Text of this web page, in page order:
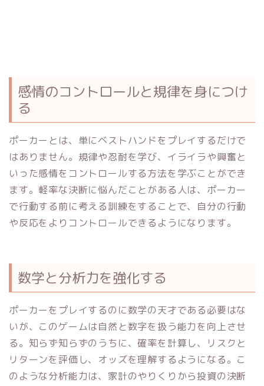
感情のコントロールと規律を身につけ
る
ポーカーとは、単にベストハンドをプレイするだけで
はありません。規律や忍耐を学び、イライラや興奮と
いった感情をコントロールする方法を学ぶことができ
ます。軽率な決断に悩んだことがある人は、ポーカー
で行動する前に考える訓練をすることで、自分の行動
や反応をよりコントロールできるようになります。
数学と分析力を強化する
ポーカーをプレイするのに数学の天才である必要はな
いが、このゲームは自然と数字を扱う能力を向上させ
る。知らず知らずのうちに、確率を計算し、リスクと
リターンを評価し、オッズを理解するようになる。こ
のような分析能力は、家計のやりくりから投資の決断